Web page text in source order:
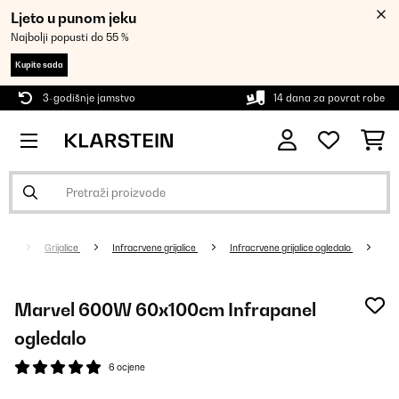
Ljeto u punom jeku
Najbolji popusti do 55 %
Kupite sada
3-godišnje jamstvo 14 dana za povrat robe
Grijalice Infracrvene grijalice Infracrvene grijalice ogledalo
Marvel 600W 60x100cm Infrapanel
ogledalo
6 ocjene